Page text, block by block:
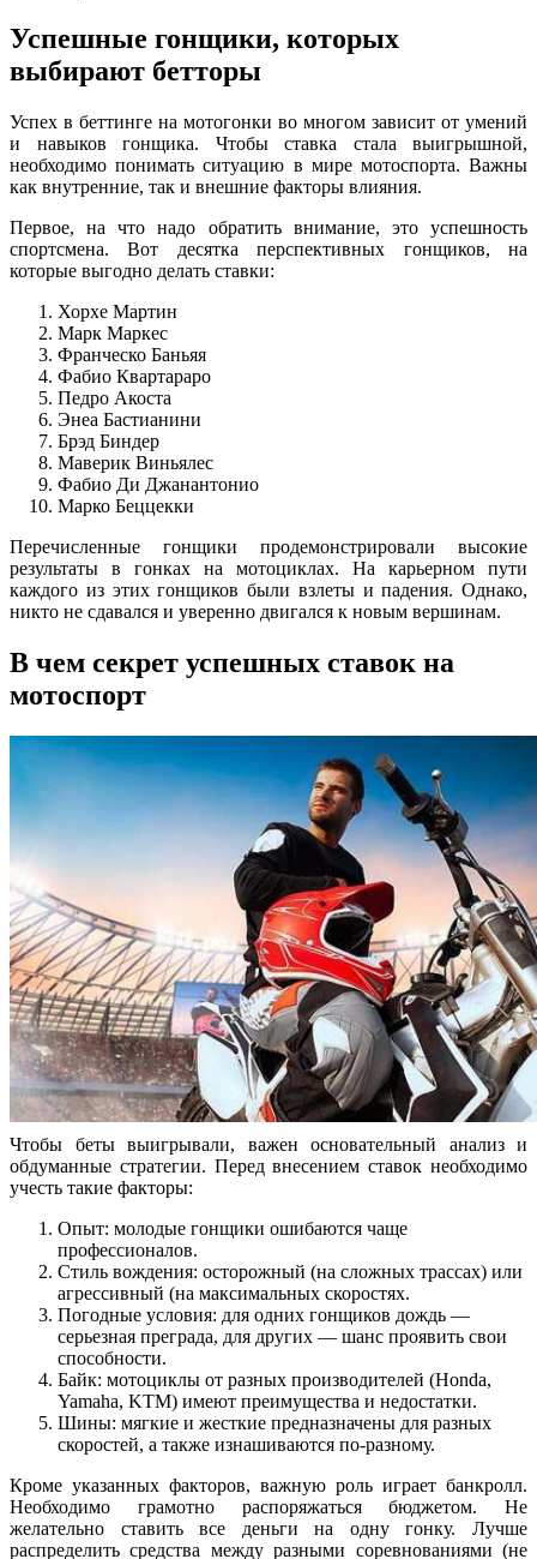
Успешные гонщики, которых
выбирают бетторы
Успех в беттинге на мотогонки во многом зависит от умений
и навыков гонщика. Чтобы ставка стала выигрышной,
необходимо понимать ситуацию в мире мотоспорта. Важны
как внутренние, так и внешние факторы влияния.
Первое, на что надо обратить внимание, это успешность
спортсмена. Вот десятка перспективных гонщиков, на
которые выгодно делать ставки:
Хорхе Мартин
Марк Маркес
Франческо Баньяя
Фабио Квартараро
Педро Акоста
Энеа Бастианини
Брэд Биндер
Маверик Виньялес
Фабио Ди Джанантонио
Марко Беццекки
Перечисленные гонщики продемонстрировали высокие
результаты в гонках на мотоциклах. На карьерном пути
каждого из этих гонщиков были взлеты и падения. Однако,
никто не сдавался и уверенно двигался к новым вершинам.
В чем секрет успешных ставок на
мотоспорт
Чтобы беты выигрывали, важен основательный анализ и
обдуманные стратегии. Перед внесением ставок необходимо
учесть такие факторы:
Опыт: молодые гонщики ошибаются чаще
профессионалов.
Стиль вождения: осторожный (на сложных трассах) или
агрессивный (на максимальных скоростях.
Погодные условия: для одних гонщиков дождь —
серьезная преграда, для других — шанс проявить свои
способности.
Байк: мотоциклы от разных производителей (Honda,
Yamaha, KTM) имеют преимущества и недостатки.
Шины: мягкие и жесткие предназначены для разных
скоростей, а также изнашиваются по-разному.
Кроме указанных факторов, важную роль играет банкролл.
Необходимо грамотно распоряжаться бюджетом. Не
желательно ставить все деньги на одну гонку. Лучше
распределить средства между разными соревнованиями (не